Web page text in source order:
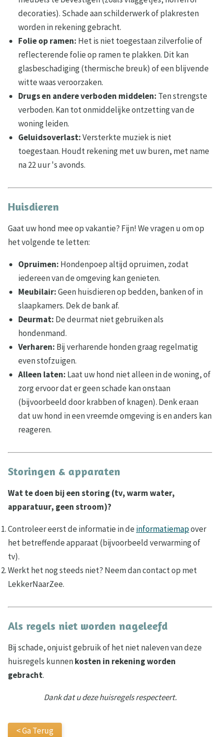
decoraties). Schade aan schilderwerk of plakresten
worden in rekening gebracht.
Folie op ramen: Het is niet toegestaan zilverfolie of
reflecterende folie op ramen te plakken. Dit kan
glasbeschadiging (thermische breuk) of een blijvende
witte waas veroorzaken.
Drugs en andere verboden middelen: Ten strengste
verboden. Kan tot onmiddelijke ontzetting van de
woning leiden.
Geluidsoverlast:Versterkte muziek is niet
toegestaan. Houdt rekening met uw buren, met name
na 22 uur 's avonds.
Huisdieren
Gaat uw hond mee op vakantie? Fijn! We vragen u om op
het volgende te letten:
Opruimen: Hondenpoep altijd opruimen, zodat
iedereen van de omgeving kan genieten.
Meubilair:Geen huisdieren op bedden, banken of in
slaapkamers. Dek de bank af.
Deurmat: De deurmat niet gebruiken als
hondenmand.
Verharen: Bij verharende honden graag regelmatig
even stofzuigen.
Alleen laten: Laat uw hond niet alleen in de woning, of
zorg ervoor dat er geen schade kan onstaan
(bijvoorbeeld door krabben of knagen). Denk eraan
dat uw hond in een vreemde omgeving is en anders kan
reageren.
Storingen & apparaten
Wat te doen bij een storing (tv, warm water,
apparatuur, geen stroom)?
Controleer eerst de informatie in de informatiemapover
het betreffende apparaat (bijvoorbeeld verwarming of
tv).
Werkt het nog steeds niet? Neem dan contact op met
LekkerNaarZee.
Als regels niet worden nageleefd
Bij schade, onjuist gebruik of het niet naleven van deze
huisregels kunnenkosten in rekening worden
gebracht.
Dank dat u deze huisregels respecteert.
< Ga Terug